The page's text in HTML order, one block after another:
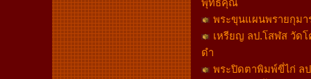
พุทธคุณ
พระขุนแผนพรายกุมา
เหรียญ ลป.โสฬส วัด
ดำ
พระปิดตาพิมพ์ขี่ไก่ ล